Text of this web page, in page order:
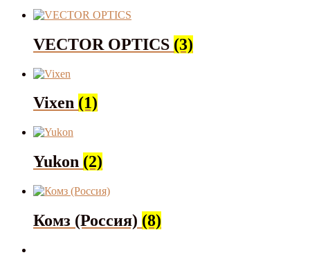
VECTOR OPTICS (3)
Vixen (1)
Yukon (2)
Комз (Россия) (8)